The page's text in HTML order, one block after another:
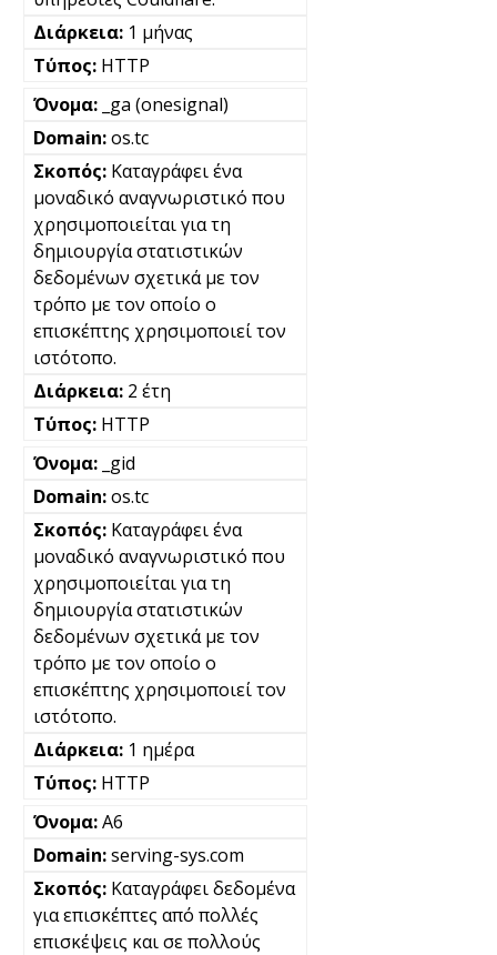
1 μήνας
HTTP
_ga (onesignal)
os.tc
Καταγράφει ένα
μοναδικό αναγνωριστικό που
χρησιμοποιείται για τη
δημιουργία στατιστικών
δεδομένων σχετικά με τον
τρόπο με τον οποίο ο
επισκέπτης χρησιμοποιεί τον
ιστότοπο.
2 έτη
HTTP
_gid
os.tc
Καταγράφει ένα
μοναδικό αναγνωριστικό που
χρησιμοποιείται για τη
δημιουργία στατιστικών
δεδομένων σχετικά με τον
τρόπο με τον οποίο ο
επισκέπτης χρησιμοποιεί τον
ιστότοπο.
1 ημέρα
HTTP
A6
serving-sys.com
Καταγράφει δεδομένα
για επισκέπτες από πολλές
επισκέψεις και σε πολλούς